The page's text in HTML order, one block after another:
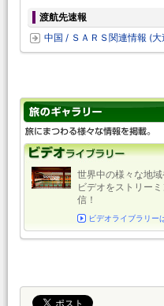
渡航先速報
中国 / ＳＡＲＳ関連情報 (
世界中の様々な地
ビデオをストリー
信！
ビデオライブラリー